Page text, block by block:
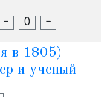
- О -
в 1805)
и ученый